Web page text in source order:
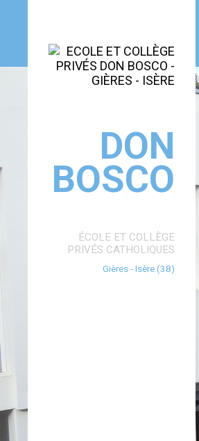
DON
BOSCO
ÉCOLE ET COLLÈGE
PRIVÉS CATHOLIQUES
Gières - Isère (38)